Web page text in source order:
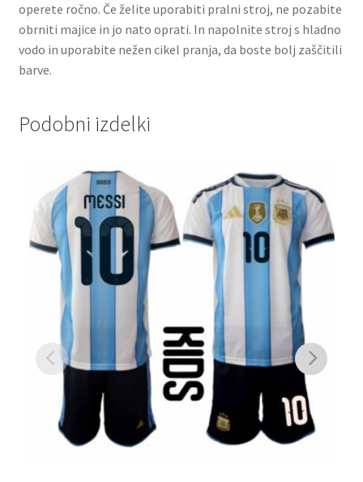
operete ročno. Če želite uporabiti pralni stroj, ne pozabite
obrniti majice in jo nato oprati. In napolnite stroj s hladno
vodo in uporabite nežen cikel pranja, da boste bolj zaščitili
barve.
Podobni izdelki